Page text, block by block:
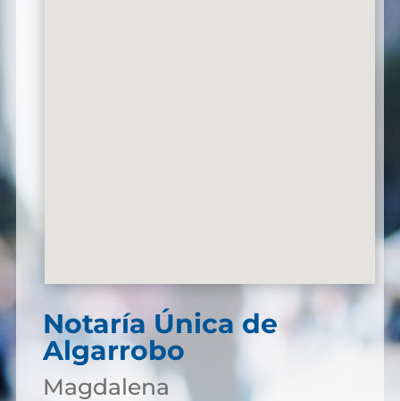
Notaría Única de
Algarrobo
Magdalena